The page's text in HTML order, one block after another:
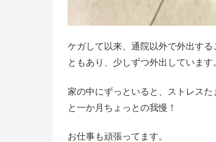
ケガして以来、通院以外で外出す
ともあり、少しずつ外出しています
家の中にずっといると、ストレス
と一か月ちょっとの我慢！
お仕事も頑張ってます。